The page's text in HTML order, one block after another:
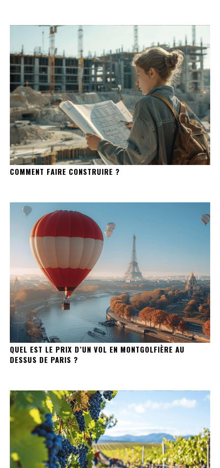
COMMENT FAIRE CONSTRUIRE ?
QUEL EST LE PRIX D’UN VOL EN MONTGOLFIÈRE AU
DESSUS DE PARIS ?